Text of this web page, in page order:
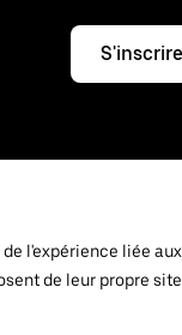
S'inscrire
l'expérience liée
de leur propre